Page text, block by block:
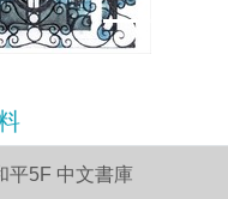
平5F 中文書庫